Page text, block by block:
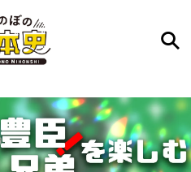
物、時代などを入力して
索結果を提示するよ（嘘